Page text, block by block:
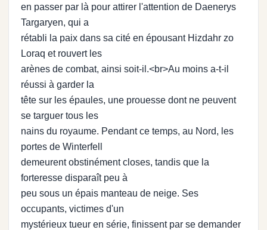
en passer par là pour attirer l'attention de Daenerys
Targaryen, qui a
rétabli la paix dans sa cité en épousant Hizdahr zo
Loraq et rouvert les
arènes de combat, ainsi soit-il.<br>Au moins a-t-il
réussi à garder la
tête sur les épaules, une prouesse dont ne peuvent
se targuer tous les
nains du royaume. Pendant ce temps, au Nord, les
portes de Winterfell
demeurent obstinément closes, tandis que la
forteresse disparaît peu à
peu sous un épais manteau de neige. Ses
occupants, victimes d'un
mystérieux tueur en série, finissent par se demander